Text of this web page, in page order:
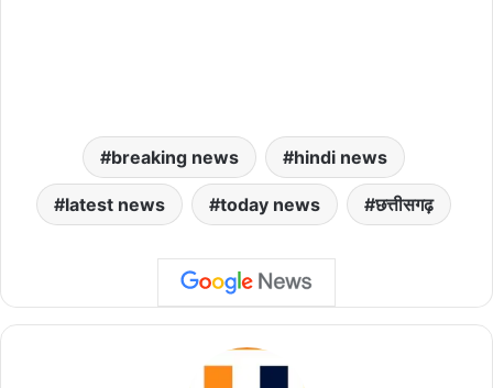
breaking news hindi news
latest news today news छत्तीसगढ़